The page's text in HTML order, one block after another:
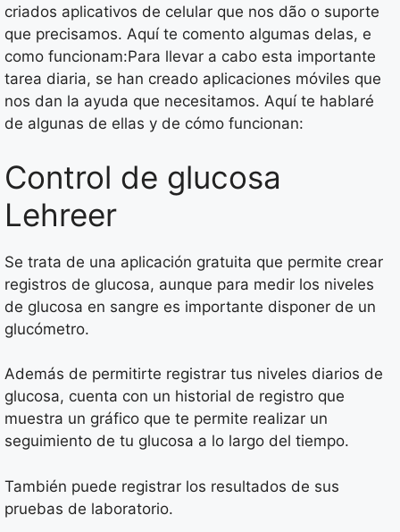
criados aplicativos de celular que nos dão o suporte
que precisamos. Aquí te comento algumas delas, e
como funcionam:Para llevar a cabo esta importante
tarea diaria, se han creado aplicaciones móviles que
nos dan la ayuda que necesitamos. Aquí te hablaré
de algunas de ellas y de cómo funcionan:
Control de glucosa
Lehreer
Se trata de una aplicación gratuita que permite crear
registros de glucosa, aunque para medir los niveles
de glucosa en sangre es importante disponer de un
glucómetro.
Además de permitirte registrar tus niveles diarios de
glucosa, cuenta con un historial de registro que
muestra un gráfico que te permite realizar un
seguimiento de tu glucosa a lo largo del tiempo.
También puede registrar los resultados de sus
pruebas de laboratorio.